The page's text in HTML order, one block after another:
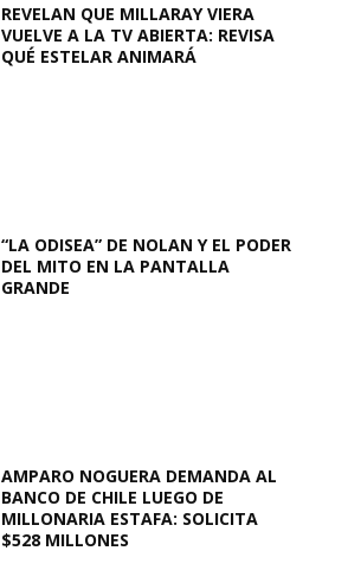
REVELAN QUE MILLARAY VIERA
VUELVE A LA TV ABIERTA: REVISA
QUÉ ESTELAR ANIMARÁ
“LA ODISEA” DE NOLAN Y EL PODER
DEL MITO EN LA PANTALLA
GRANDE
AMPARO NOGUERA DEMANDA AL
BANCO DE CHILE LUEGO DE
MILLONARIA ESTAFA: SOLICITA
$528 MILLONES